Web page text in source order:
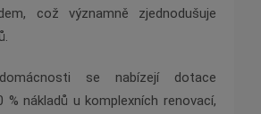
což významně zjednodušuje
se nabízejí dotace
nákladů u komplexních renovací,